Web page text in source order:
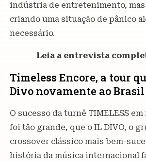
indústria de entretenimento, mas
criando uma situação de pânico
necessário.
Leia a entrevista
Timeless Encore, a tour
Divo novamente ao Brasil
O sucesso da turnê TIMELESS em
foi tão grande, que o IL DIVO, o
crossover clássico mais bem-
história da música internacional